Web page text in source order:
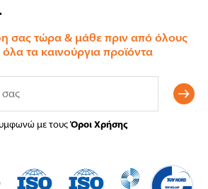
σας τώρα & μάθε πριν από όλους
όλα τα καινούργια προϊόντα
με τουςΌροι Χρήσης